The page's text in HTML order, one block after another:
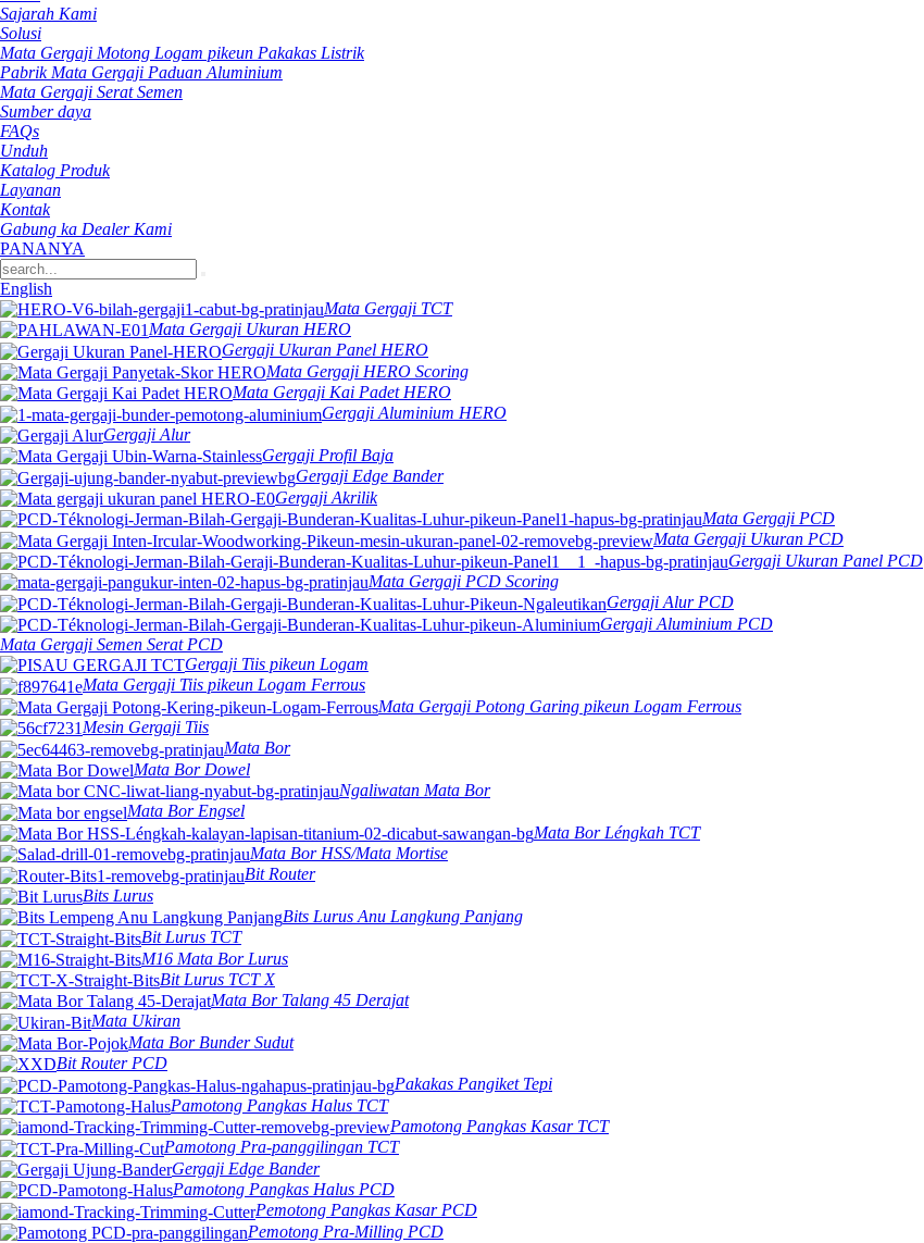
Sajarah Kami
Solusi
Mata Gergaji Motong Logam pikeun Pakakas Listrik
Pabrik Mata Gergaji Paduan Aluminium
Mata Gergaji Serat Semen
Sumber daya
FAQs
Unduh
Katalog Produk
Layanan
Kontak
Gabung ka Dealer Kami
PANANYA
English
Mata Gergaji TCT
Mata Gergaji Ukuran HERO
Gergaji Ukuran Panel HERO
Mata Gergaji HERO Scoring
Mata Gergaji Kai Padet HERO
Gergaji Aluminium HERO
Gergaji Alur
Gergaji Profil Baja
Gergaji Edge Bander
Gergaji Akrilik
Mata Gergaji PCD
Mata Gergaji Ukuran PCD
Gergaji Ukuran Panel PCD
Mata Gergaji PCD Scoring
Gergaji Alur PCD
Gergaji Aluminium PCD
Mata Gergaji Semen Serat PCD
Gergaji Tiis pikeun Logam
Mata Gergaji Tiis pikeun Logam Ferrous
Mata Gergaji Potong Garing pikeun Logam Ferrous
Mesin Gergaji Tiis
Mata Bor
Mata Bor Dowel
Ngaliwatan Mata Bor
Mata Bor Engsel
Mata Bor Léngkah TCT
Mata Bor HSS/Mata Mortise
Bit Router
Bits Lurus
Bits Lurus Anu Langkung Panjang
Bit Lurus TCT
M16 Mata Bor Lurus
Bit Lurus TCT X
Mata Bor Talang 45 Derajat
Mata Ukiran
Mata Bor Bunder Sudut
Bit Router PCD
Pakakas Pangiket Tepi
Pamotong Pangkas Halus TCT
Pamotong Pangkas Kasar TCT
Pamotong Pra-panggilingan TCT
Gergaji Edge Bander
Pamotong Pangkas Halus PCD
Pemotong Pangkas Kasar PCD
Pemotong Pra-Milling PCD